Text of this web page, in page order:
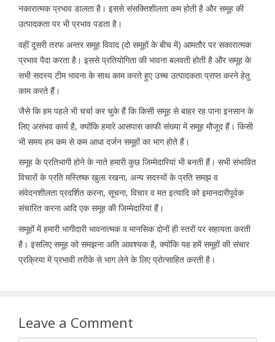
नकारात्मक प्रभाव डालता है। इससे संसक्तिशीलता कम होती है और समूह की
उत्पादकता पर भी प्रभाव पडता है।
वहीं दूसरी तरफ अन्तर समूह विवाद (दो समूहों के बीच में) आमतौर पर सकारात्मक
प्रभाव पैदा करता है। इससे प्रतियोगिता की भावना बलवती होती है और समूह के
सभी सदस्य टीम भावना के साथ काम करते हुए उच्च उत्पादकता प्राप्त करने हेतु
काम करते हैं।
जैसे कि हम पहले भी चर्चा कर चुके हैं कि किसी समूह से बाहर रह पाना इनसान के
लिए असंभव कार्य है, क्योंकि हमारे आसपास काफी संख्या में समूह मौजूद हैं। किसी
भी समय हम कम से कम आधा दर्जन समूहों का भाग होते हैं।
समूह के प्रतिभागी होने के नाते हमारी कुछ जिम्मेदारियां भी बनती हैं। सभी संभावित
विचारों के प्रति मस्तिष्क खुला रखना, अन्य सदस्यों के प्रति समझ व
संवेदनशीलता प्रदर्शित करना, सूचना, विचार व मत इत्यादि को इमानदारीपूर्वक
संचारित करना आदि एक समूह की जिम्मेदारियां हैं।
समूहों में हमारी भागीदारी भावनात्मक व मानसिक दोनों ही स्तरों पर सहायता करती
है। इसलिए समूह को समझना अति आवश्यक है, क्योंकि यह हमें समूहों की संचार
प्रक्रिया में प्रभावी तरीके से भाग लेने के लिए प्रोत्साहित करती है।
Leave a Comment